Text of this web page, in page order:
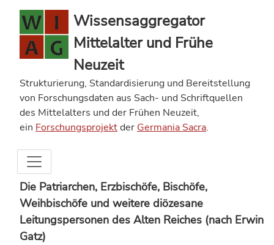
Wissensaggregator
Mittelalter und Frühe
Neuzeit
Strukturierung, Standardisierung und Bereitstellung
von Forschungsdaten aus Sach- und Schriftquellen
des Mittelalters und der Frühen Neuzeit,
ein Forschungsprojektder Germania Sacra.
Die Patriarchen, Erzbischöfe, Bischöfe,
Weihbischöfe und weitere diözesane
Leitungspersonen des Alten Reiches (nach Erwin
Gatz)